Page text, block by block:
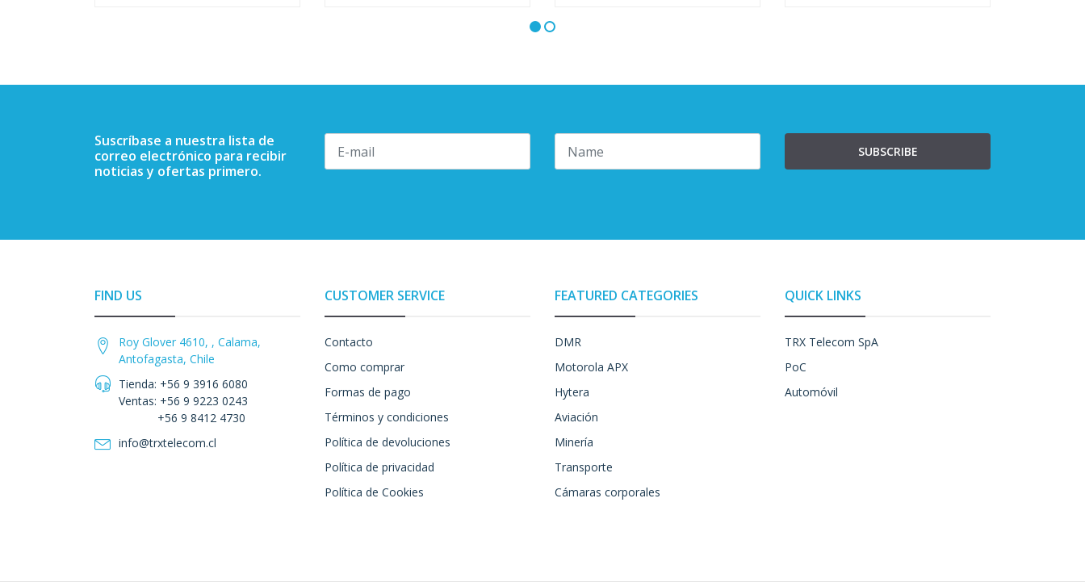
Suscríbase a nuestra lista de
correo electrónico para recibir
noticias y ofertas primero.
SUBSCRIBE
FIND US
Roy Glover 4610, , Calama,
Antofagasta, Chile
Tienda: +56 9 3916 6080
Ventas: +56 9 9223 0243
+56 9 8412 4730
info@trxtelecom.cl
CUSTOMER SERVICE
Contacto
Como comprar
Formas de pago
Términos y condiciones
Política de devoluciones
Política de privacidad
Política de Cookies
FEATURED CATEGORIES
DMR
Motorola APX
Hytera
Aviación
Minería
Transporte
Cámaras corporales
QUICK LINKS
TRX Telecom SpA
PoC
Automóvil